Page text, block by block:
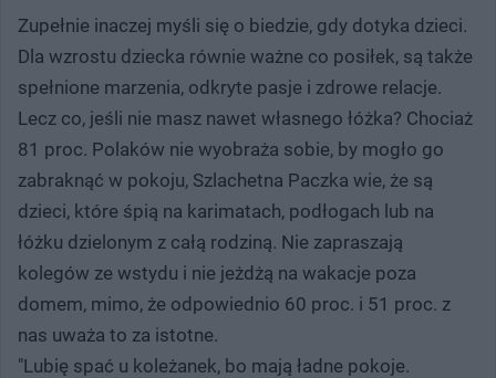
Zupełnie inaczej myśli się o biedzie, gdy dotyka dzieci.
Dla wzrostu dziecka równie ważne co posiłek, są także
spełnione marzenia, odkryte pasje i zdrowe relacje.
Lecz co, jeśli nie masz nawet własnego łóżka? Chociaż
81 proc. Polaków nie wyobraża sobie, by mogło go
zabraknąć w pokoju, Szlachetna Paczka wie, że są
dzieci, które śpią na karimatach, podłogach lub na
łóżku dzielonym z całą rodziną. Nie zapraszają
kolegów ze wstydu i nie jeżdżą na wakacje poza
domem, mimo, że odpowiednio 60 proc. i 51 proc. z
nas uważa to za istotne.
"Lubię spać u koleżanek, bo mają ładne pokoje.